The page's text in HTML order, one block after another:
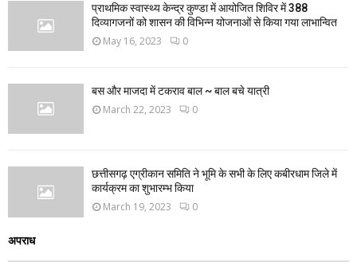
प्राथमिक स्वास्थ्य केन्द्र कुण्डा में आयोजित शिविर में 388
दिव्यागजनों को शासन की विभिन्न योजनाओं से किया गया लाभान्वित
May 16, 2023 0
बस और माजदा में टकराव बाल ~ बाल बचे यात्री
March 22, 2023 0
छत्तीसगढ़ एग्रीकान समिति ने भूमि के सभी के लिए कबीरधाम जिले में
कार्यक्रम का शुभारम्भ किया
March 19, 2023 0
अपराध